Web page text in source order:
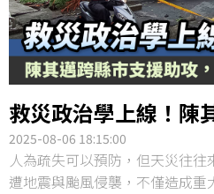
救災政治學上線！陳
攻，高雄好感度六都
2025-08-06 18:15:00
人為疏失可以預防，但天災往
遭地震與颱風侵襲，不僅造成重